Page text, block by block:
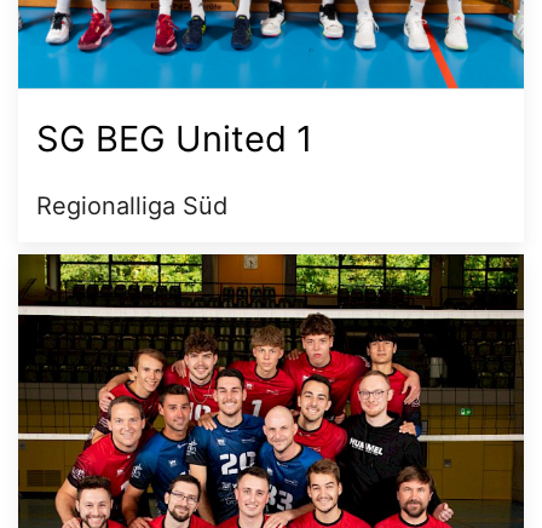
SG BEG United 1
Regionalliga Süd